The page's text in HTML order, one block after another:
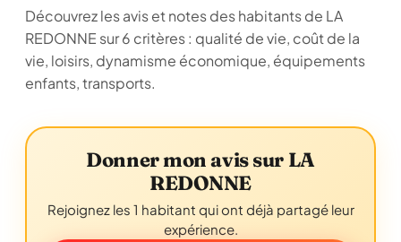
Découvrez les avis et notes des habitants de LA
REDONNE sur 6 critères : qualité de vie, coût de la
vie, loisirs, dynamisme économique, équipements
enfants, transports.
Donner mon avis sur LA
REDONNE
Rejoignez les 1 habitant qui ont déjà partagé leur
expérience.